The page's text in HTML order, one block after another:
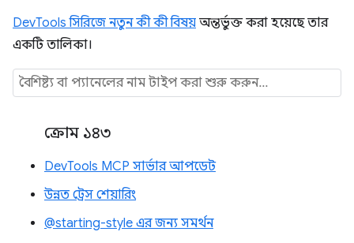
DevTools সিরিজে নতুন কী কী বিষয় অন্তর্ভুক্ত করা হয়েছে তার
একটি তালিকা।
ক্রোম ১৪৩
DevTools MCP সার্ভার আপডেট
উন্নত ট্রেস শেয়ারিং
@starting-style এর জন্য সমর্থন